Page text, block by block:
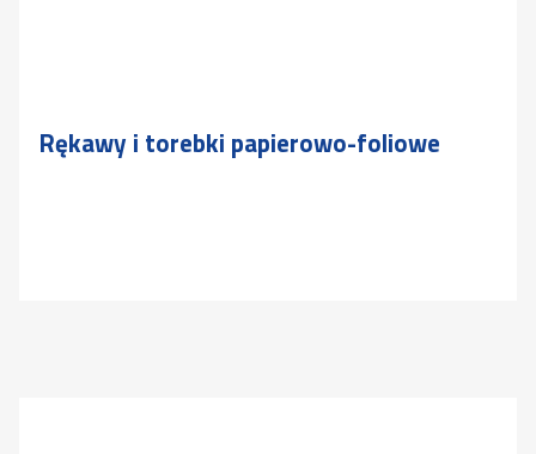
Rękawy i torebki papierowo-foliowe